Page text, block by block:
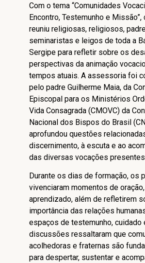
Com o tema “Comunidades
Encontro, Testemunho e
reuniu religiosas, religiosos,
seminaristas e leigos de toda a
Sergipe para refletir sobre os
perspectivas da animação
tempos atuais. A assessoria foi
pelo padre Guilherme Maia, da
Episcopal para os Ministérios
Vida Consagrada (CMOVC) da
Nacional dos Bispos do Brasil
aprofundou questões
discernimento, à escuta e ao
das diversas vocações presentes
Durante os dias de formação, os
vivenciaram momentos de
aprendizado, além de refletirem
importância das relações
espaços de testemunho, cuidado
discussões ressaltaram que
acolhedoras e fraternas são
para despertar, sustentar e